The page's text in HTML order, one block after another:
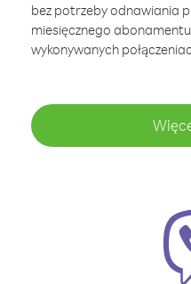
bez potrzeby odnawiania
miesięcznego
wykonywanych